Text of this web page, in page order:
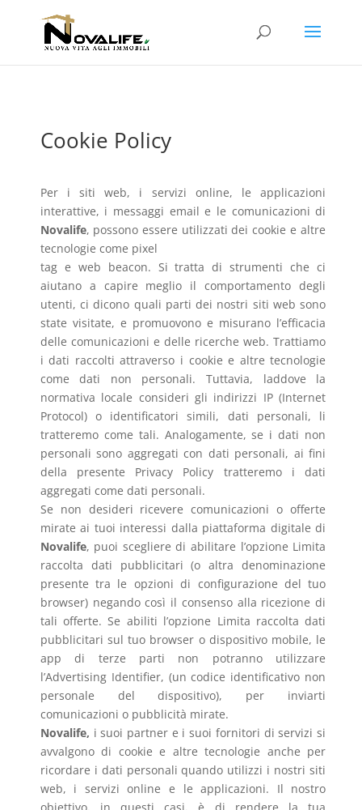
Cookie Policy
Per i siti web, i servizi online, le applicazioni
interattive, i messaggi email e le comunicazioni di
Novalife, possono essere utilizzati dei cookie e altre
tecnologie come pixel
tag e web beacon. Si tratta di strumenti che ci
aiutano a capire meglio il comportamento degli
utenti, ci dicono quali parti dei nostri siti web sono
state visitate, e promuovono e misurano l’efficacia
delle comunicazioni e delle ricerche web. Trattiamo
i dati raccolti attraverso i cookie e altre tecnologie
come dati non personali. Tuttavia, laddove la
normativa locale consideri gli indirizzi IP (Internet
Protocol) o identificatori simili, dati personali, li
tratteremo come tali. Analogamente, se i dati non
personali sono aggregati con dati personali, ai fini
della presente Privacy Policy tratteremo i dati
aggregati come dati personali.
Se non desideri ricevere comunicazioni o offerte
mirate ai tuoi interessi dalla piattaforma digitale di
Novalife, puoi scegliere di abilitare l’opzione Limita
raccolta dati pubblicitari (o altra denominazione
presente tra le opzioni di configurazione del tuo
browser) negando così il consenso alla ricezione di
tali offerte. Se abiliti l’opzione Limita raccolta dati
pubblicitari sul tuo browser o dispositivo mobile, le
app di terze parti non potranno utilizzare
l’Advertising Identifier, (un codice identificativo non
personale del dispositivo), per inviarti
comunicazioni o pubblicità mirate.
Novalife, i suoi partner e i suoi fornitori di servizi si
avvalgono di cookie e altre tecnologie anche per
ricordare i dati personali quando utilizzi i nostri siti
web, i servizi online e le applicazioni. Il nostro